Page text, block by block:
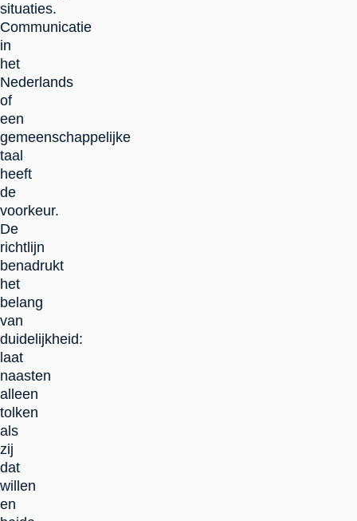
situaties.
Communicatie
in
het
Nederlands
of
een
gemeenschappelijke
taal
heeft
de
voorkeur.
De
richtlijn
benadrukt
het
belang
van
duidelijkheid:
laat
naasten
alleen
tolken
als
zij
dat
willen
en